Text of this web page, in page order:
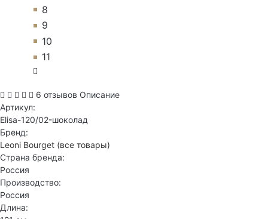
8
9
10
11
6 отзывов Описание
Артикул:
Elisa-120/02-шоколад
Бренд:
Leoni Bourget (все товары)
Страна бренда:
Россия
Производство:
Россия
Длина: